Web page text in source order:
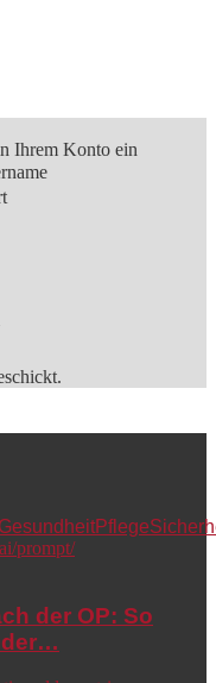
Ihrem Konto ein
GesundheitPflege
der OP: So